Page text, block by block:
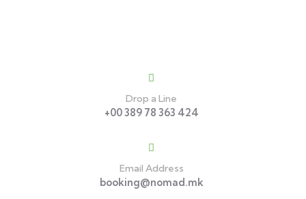
Drop a Line
+00 389 78 363 424
Email Address
booking@nomad.mk